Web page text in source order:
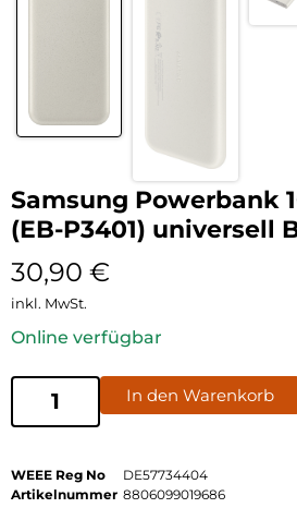
Samsung Powerbank
(EB-P3401) universell
30,90 €
inkl. MwSt.
Online verfügbar
In den Warenkorb
WEEE Reg No
DE57734404
Artikelnummer 8806099019686